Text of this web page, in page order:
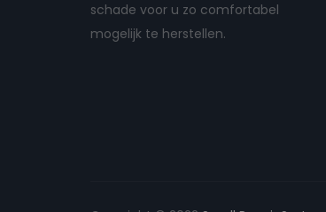
schade voor u zo comfortabel
mogelijk te herstellen.